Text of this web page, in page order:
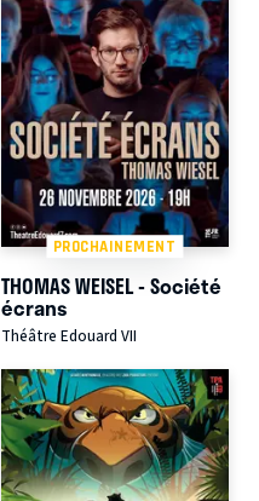
PROCHAINEMENT
THOMAS WEISEL - Société
écrans
Théâtre Edouard VII